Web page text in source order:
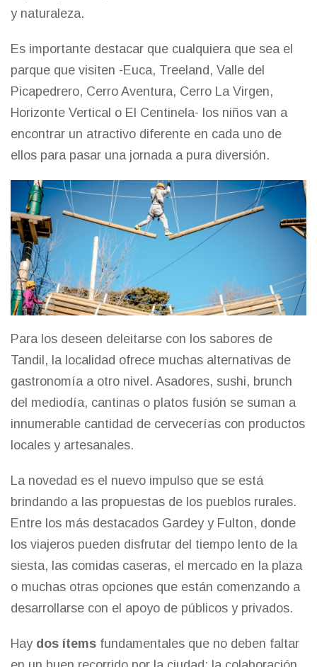
y naturaleza.
Es importante destacar que cualquiera que sea el
parque que visiten -Euca, Treeland, Valle del
Picapedrero, Cerro Aventura, Cerro La Virgen,
Horizonte Vertical o El Centinela- los niños van a
encontrar un atractivo diferente en cada uno de
ellos para pasar una jornada a pura diversión.
Para los deseen deleitarse con los sabores de
Tandil, la localidad ofrece muchas alternativas de
gastronomía a otro nivel. Asadores, sushi, brunch
del mediodía, cantinas o platos fusión se suman a
innumerable cantidad de cervecerías con productos
locales y artesanales.
La novedad es el nuevo impulso que se está
brindando a las propuestas de los pueblos rurales.
Entre los más destacados Gardey y Fulton, donde
los viajeros pueden disfrutar del tiempo lento de la
siesta, las comidas caseras, el mercado en la plaza
o muchas otras opciones que están comenzando a
desarrollarse con el apoyo de públicos y privados.
Hay dos ítems fundamentales que no deben faltar